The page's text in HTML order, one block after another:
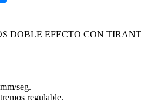
DOBLE EFECTO CON
seg.
regulable.